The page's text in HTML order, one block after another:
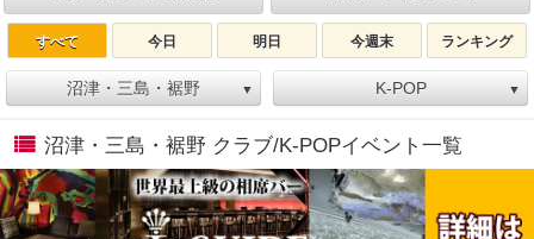
すべて 今日 明日 今週末 ランキング
沼津・三島・裾野 ▼ K-POP ▼
沼津・三島・裾野 クラブ/K-POPイベント一覧